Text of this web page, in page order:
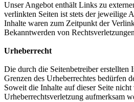
Unser Angebot enthält Links zu
verlinkten Seiten ist stets der jeweilige
Inhalte waren zum Zeitpunkt der
Bekanntwerden von
Urheberrecht
Die durch die Seitenbetreiber
Grenzen des Urheberrechtes bedürfen
Soweit die Inhalte auf dieser Seite
Urheberrechtsverletzung aufmerksam